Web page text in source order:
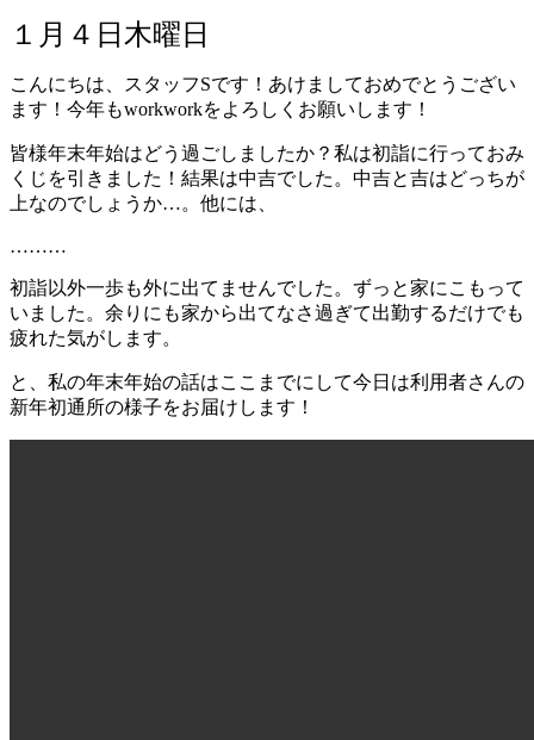
１月４日木曜日
こんにちは、スタッフSです！あけましておめでとうござい
ます！今年もworkworkをよろしくお願いします！
皆様年末年始はどう過ごしましたか？私は初詣に行っておみ
くじを引きました！結果は中吉でした。中吉と吉はどっちが
上なのでしょうか…。他には、
………
初詣以外一歩も外に出てませんでした。ずっと家にこもって
いました。余りにも家から出てなさ過ぎて出勤するだけでも
疲れた気がします。
と、私の年末年始の話はここまでにして今日は利用者さんの
新年初通所の様子をお届けします！